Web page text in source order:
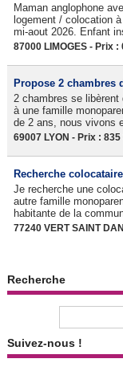
Maman anglophone
logement / colocation
mi-aout 2026. Enfant
87000 LIMOGES - Prix
Propose 2 chambres
2 chambres se
à une famille
de 2 ans, nous vivons
69007 LYON - Prix :
Recherche
Je recherche une
autre famille
habitante de la
77240 VERT SAINT
Recherche
Suivez-nous !